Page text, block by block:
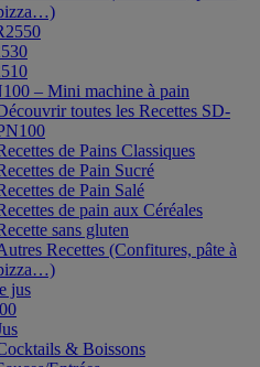
– Mini machine à pain
toutes les Recettes SD-
de Pains Classiques
de Pain Sucré
de Pain Salé
de pain aux Céréales
sans gluten
Recettes (Confitures, pâte à
jus
& Boissons